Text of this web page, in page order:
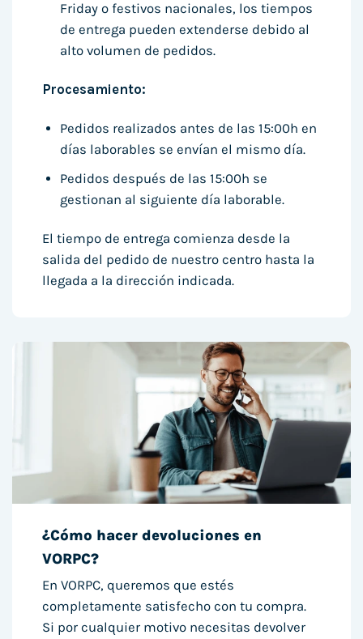
Friday o festivos nacionales, los tiempos
de entrega pueden extenderse debido al
alto volumen de pedidos.
Procesamiento:
Pedidos realizados antes de las 15:00h en
días laborables se envían el mismo día.
Pedidos después de las 15:00h se
gestionan al siguiente día laborable.
El tiempo de entrega comienza desde la
salida del pedido de nuestro centro hasta la
llegada a la dirección indicada.
¿Cómo hacer devoluciones en
VORPC?
En VORPC, queremos que estés
completamente satisfecho con tu compra.
Si por cualquier motivo necesitas devolver